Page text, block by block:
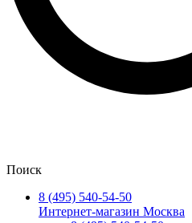
Поиск
8 (495) 540-54-50
Интернет-магазин Москва